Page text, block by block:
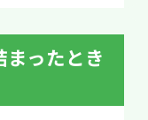
、重曹とクエ
生するため、
しょう。
まったとき